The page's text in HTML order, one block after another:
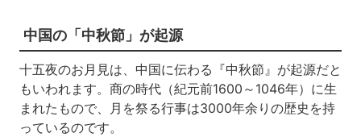
中国の「中秋節」が起源
十五夜のお月見は、中国に伝わる『中秋節』が起源だと
もいわれます。商の時代（紀元前1600～1046年）に生
まれたもので、月を祭る行事は3000年余りの歴史を持
っているのです。